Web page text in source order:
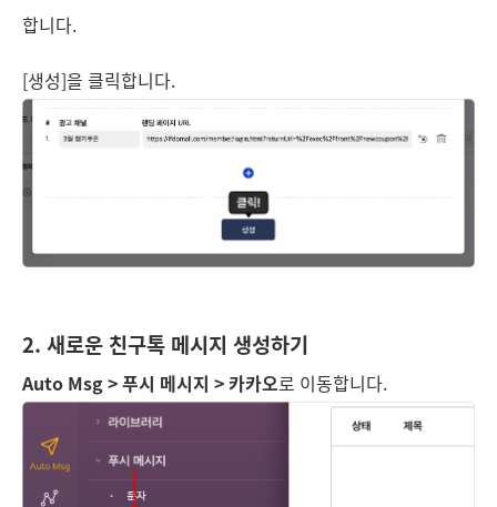
합니다.
[생성]을 클릭합니다.
2. 새로운 친구톡 메시지 생성하기
Auto Msg > 푸시 메시지 > 카카오로 이동합니다.